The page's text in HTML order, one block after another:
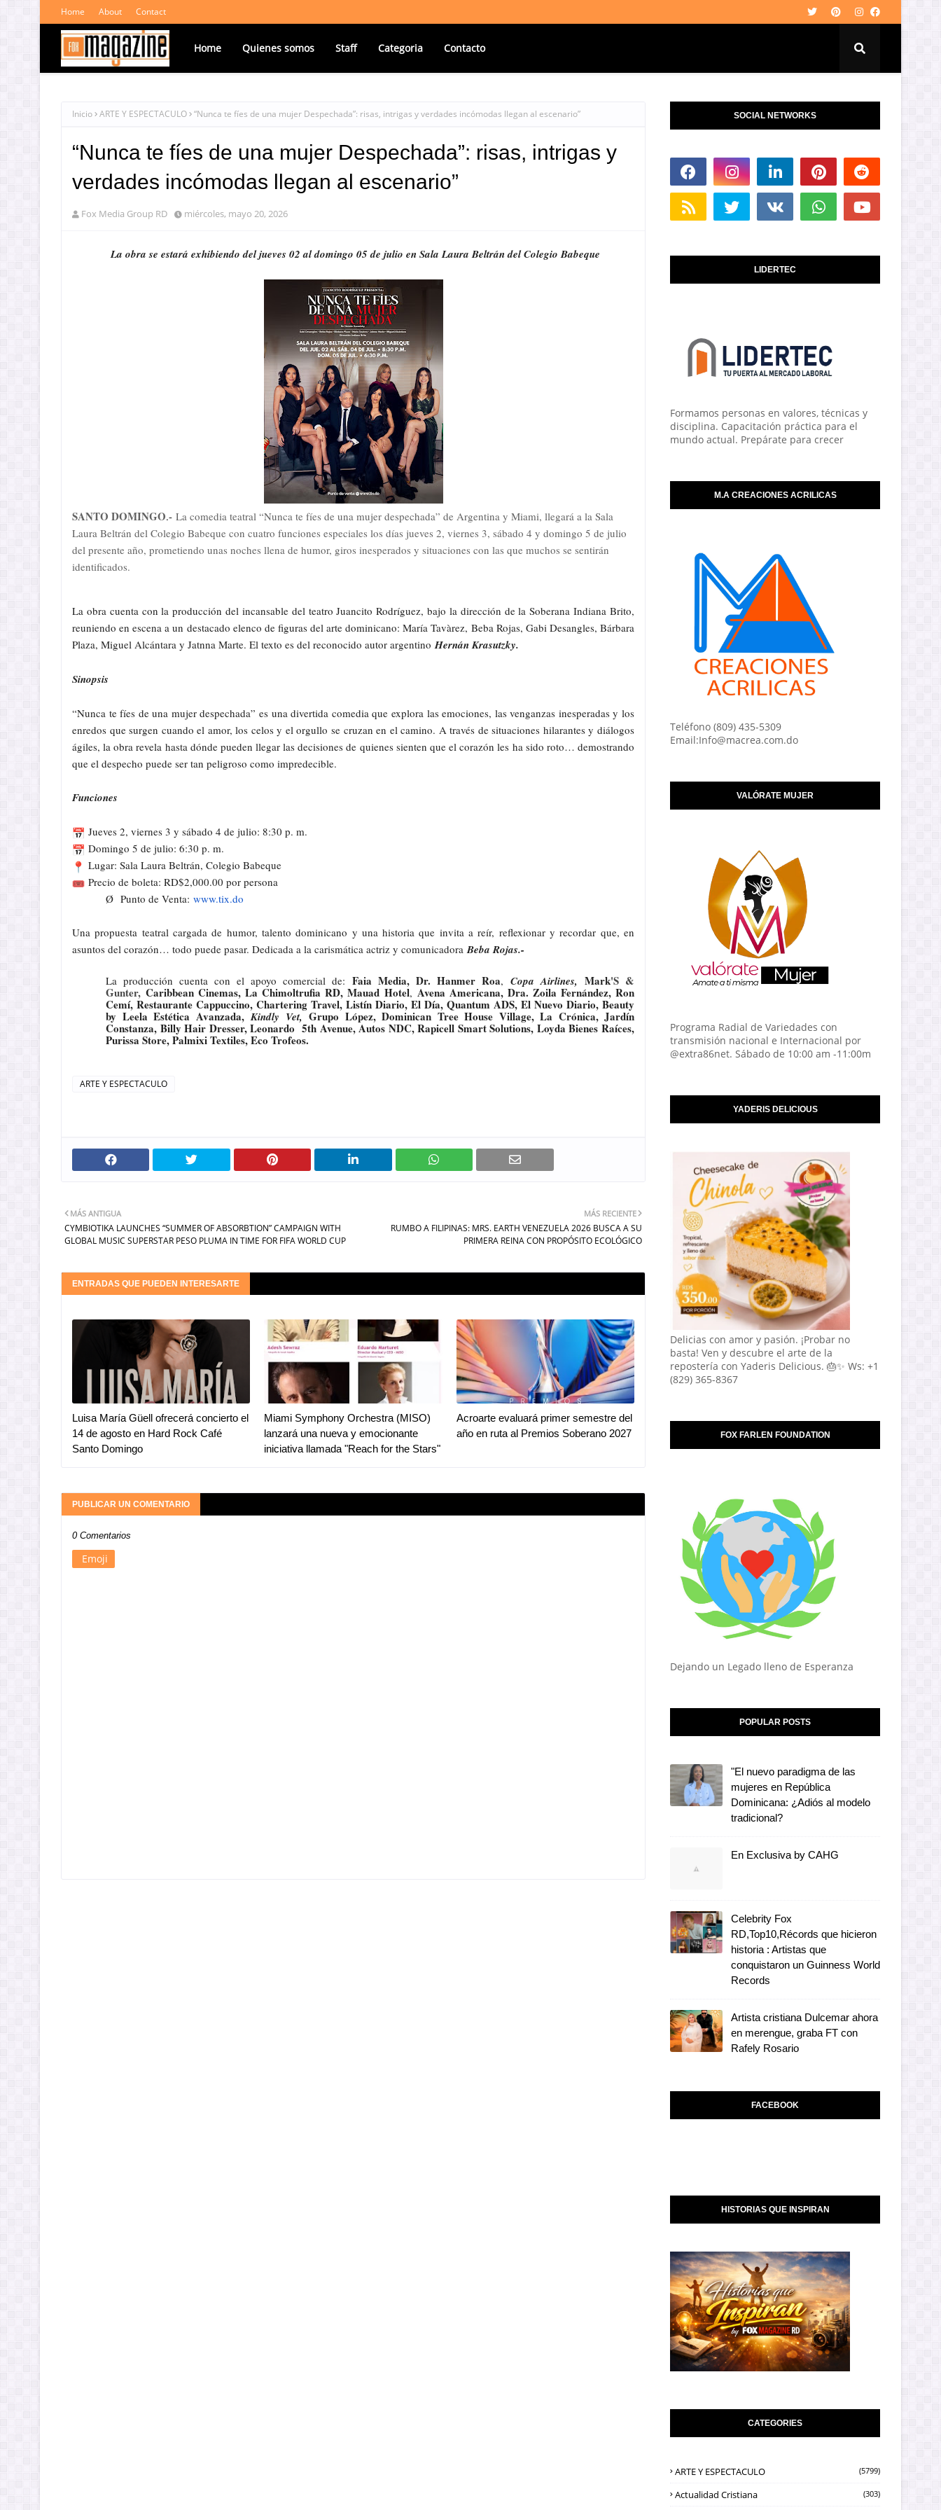
Home About Contact
Home Quienes somos Staff Categoria Contacto
Inicio ARTE Y ESPECTACULO “Nunca te fíes de una mujer Despechada”: risas, intrigas y verdades incómodas llegan al escenario”
“Nunca te fíes de una mujer Despechada”: risas, intrigas y
verdades incómodas llegan al escenario”
Fox Media Group RD miércoles, mayo 20, 2026
La obra se estará exhibiendo del jueves 02 al domingo 05 de julio en Sala Laura Beltrán del Colegio Babeque
SANTO DOMINGO.- La comedia teatral “Nunca te fíes de una mujer despechada” de Argentina y Miami, llegará a la Sala
Laura Beltrán del Colegio Babeque con cuatro funciones especiales los días jueves 2, viernes 3, sábado 4 y domingo 5 de julio
del presente año, prometiendo unas noches llena de humor, giros inesperados y situaciones con las que muchos se sentirán
identificados.
La obra cuenta con la producción del incansable del teatro Juancito Rodríguez, bajo la dirección de la Soberana Indiana Brito,
reuniendo en escena a un destacado elenco de figuras del arte dominicano: María Tavàrez, Beba Rojas, Gabi Desangles, Bárbara
Plaza, Miguel Alcántara y Jatnna Marte. El texto es del reconocido autor argentinoHernán Krasutzky.
Sinopsis
“Nunca te fíes de una mujer despechada” es una divertida comedia que explora las emociones, las venganzas inesperadas y los
enredos que surgen cuando el amor, los celos y el orgullo se cruzan en el camino. A través de situaciones hilarantes y diálogos
ágiles, la obra revela hasta dónde pueden llegar las decisiones de quienes sienten que el corazón les ha sido roto… demostrando
que el despecho puede ser tan peligroso como impredecible.
Funciones
Jueves 2, viernes 3 y sábado 4 de julio: 8:30 p. m.
Domingo 5 de julio: 6:30 p. m.
Lugar: Sala Laura Beltrán, Colegio Babeque
Precio de boleta: RD$2,000.00 por persona
Ø Punto de Venta: www.tix.do
Una propuesta teatral cargada de humor, talento dominicano y una historia que invita a reír, reflexionar y recordar que, en
asuntos del corazón… todo puede pasar. Dedicada a la carismática actriz y comunicadoraBeba Rojas.-
La producción cuenta con el apoyo comercial de: Faia Media, Dr. Hanmer Roa, Copa Airlines, Mark'S &
Gunter, Caribbean Cinemas, La Chimoltrufia RD, Mauad Hotel, Avena Americana, Dra. Zoila Fernández, Ron
Cemí, Restaurante Cappuccino, Chartering Travel, Listín Diario, El Día, Quantum ADS, El Nuevo Diario, Beauty
by Leela Estética Avanzada, Kindly Vet, Grupo López, Dominican Tree House Village, La Crónica, Jardín
Constanza, Billy Hair Dresser, Leonardo 5th Avenue, Autos NDC, Rapicell Smart Solutions, Loyda Bienes Raíces,
Purissa Store, Palmixi Textiles, Eco Trofeos.
ARTE Y ESPECTACULO
MÁS RECIENTE
RUMBO A FILIPINAS: MRS. EARTH VENEZUELA 2026 BUSCA A SU
PRIMERA REINA CON PROPÓSITO ECOLÓGICO
MÁS ANTIGUA
CYMBIOTIKA LAUNCHES “SUMMER OF ABSORBTION” CAMPAIGN WITH
GLOBAL MUSIC SUPERSTAR PESO PLUMA IN TIME FOR FIFA WORLD CUP
ENTRADAS QUE PUEDEN INTERESARTE
Luisa María Güell ofrecerá concierto el
14 de agosto en Hard Rock Café
Santo Domingo
Miami Symphony Orchestra (MISO)
lanzará una nueva y emocionante
iniciativa llamada "Reach for the Stars"
Acroarte evaluará primer semestre del
año en ruta al Premios Soberano 2027
PUBLICAR UN COMENTARIO
0 Comentarios
Emoji
SOCIAL NETWORKS
LIDERTEC
Formamos personas en valores, técnicas y
disciplina. Capacitación práctica para el
mundo actual. Prepárate para crecer
M.A CREACIONES ACRILICAS
Teléfono (809) 435-5309
Email:Info@macrea.com.do
VALÓRATE MUJER
Programa Radial de Variedades con
transmisión nacional e Internacional por
@extra86net. Sábado de 10:00 am -11:00m
YADERIS DELICIOUS
Delicias con amor y pasión. ¡Probar no
basta! Ven y descubre el arte de la
repostería con Yaderis Delicious. 🎂✨ Ws: +1
(829) 365-8367
FOX FARLEN FOUNDATION
Dejando un Legado lleno de Esperanza
POPULAR POSTS
"El nuevo paradigma de las
mujeres en República
Dominicana: ¿Adiós al modelo
tradicional?
En Exclusiva by CAHG
Celebrity Fox
RD,Top10,Récords que hicieron
historia : Artistas que
conquistaron un Guinness World
Records
Artista cristiana Dulcemar ahora
en merengue, graba FT con
Rafely Rosario
FACEBOOK
HISTORIAS QUE INSPIRAN
CATEGORIES
ARTE Y ESPECTACULO (5799)
Actualidad Cristiana (303)